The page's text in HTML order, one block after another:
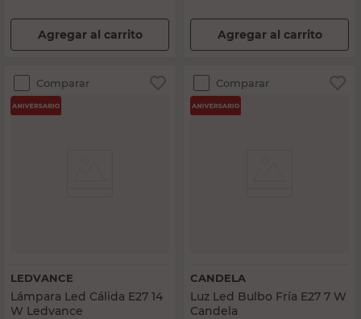
Agregar al carrito Agregar al carrito
Comparar
LEDVANCE
Lámpara Led Cálida E27 14
W Ledvance
Comparar
CANDELA
Luz Led Bulbo Fría E27 7 W
Candela